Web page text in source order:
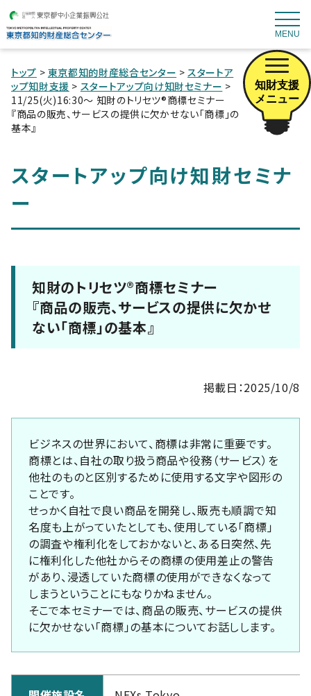
MENU
知財支援
メニュー
トップ > 東京都知的財産総合センター >スタートア
ップ知財支援 > スタートアップ向け知財セミナー >
11/25(火)16:30～ 知財のトリセツ®商標セミナー
『商品の販売、サービスの提供に欠かせない「商標」の
基本』
スタートアップ向け知財セミナ
ー
知財のトリセツ®商標セミナー
『商品の販売、サービスの提供に欠かせ
ない「商標」の基本』
掲載日：2025/10/8
ビジネスの世界において、商標は非常に重要です。
商標とは、自社の取り扱う商品や役務（サービス）を
他社のものと区別するために使用する文字や図形の
ことです。
せっかく自社で良い商品を開発し、販売も順調で知
名度も上がっていたとしても、使用している「商標」
の調査や権利化をしておかないと、ある日突然、先
に権利化した他社からその商標の使用差止の警告
があり、浸透していた商標の使用ができなくなって
しまうということにもなりかねません。
そこで本セミナーでは、商品の販売、サービスの提供
に欠かせない「商標」の基本についてお話しします。